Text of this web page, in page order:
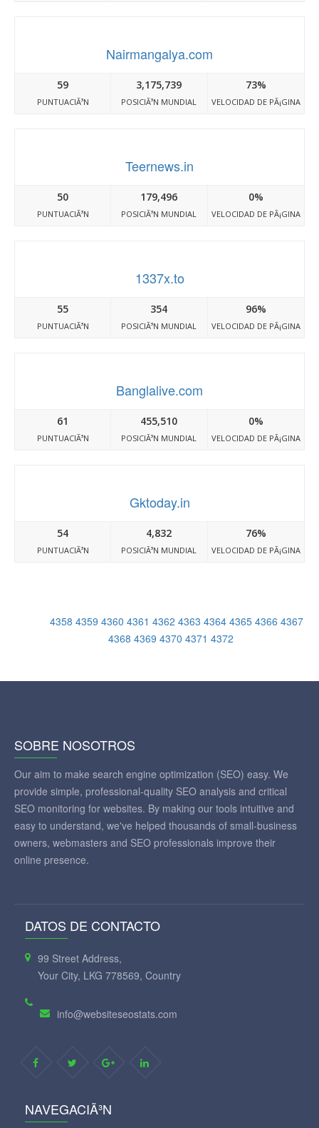
Nairmangalya.com
59
PUNTUACIÃ³N
3,175,739
POSICIÃ³N MUNDIAL
73%
VELOCIDAD DE PÃ¡GINA
Teernews.in
50
PUNTUACIÃ³N
179,496
POSICIÃ³N MUNDIAL
0%
VELOCIDAD DE PÃ¡GINA
1337x.to
55
PUNTUACIÃ³N
354
POSICIÃ³N MUNDIAL
96%
VELOCIDAD DE PÃ¡GINA
Banglalive.com
61
PUNTUACIÃ³N
455,510
POSICIÃ³N MUNDIAL
0%
VELOCIDAD DE PÃ¡GINA
Gktoday.in
54
PUNTUACIÃ³N
4,832
POSICIÃ³N MUNDIAL
76%
VELOCIDAD DE PÃ¡GINA
4358 4359 4360 4361 4362 4363 4364 4365 4366 4367
4368 4369 4370 4371 4372
SOBRE NOSOTROS
Our aim to make search engine optimization (SEO) easy. We
provide simple, professional-quality SEO analysis and critical
SEO monitoring for websites. By making our tools intuitive and
easy to understand, we've helped thousands of small-business
owners, webmasters and SEO professionals improve their
online presence.
DATOS DE CONTACTO
99 Street Address,
Your City, LKG 778569, Country
info@websiteseostats.com
NAVEGACIÃ³N